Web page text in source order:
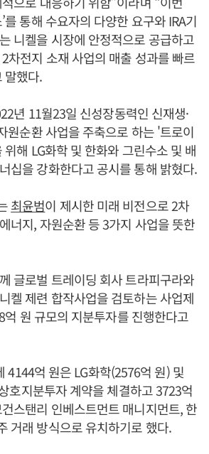
를 통해 수요자의 다양한 요구와 IRA기
니켈을 시장에 안정적으로 공급하고
차전지 소재 사업의 매출 성과를 빠르
말했다.
년 11월23일 신성장동력인 신재생·
원순환 사업을 주축으로 하는 '트로이
해 LG화학 및 한화와 그린수소 및 배
십을 강화한다고 공시를 통해 밝혔다.
최윤범이 제시한 미래 비전으로 2차
너지, 자원순환 등 3가지 사업을 뜻한
글로벌 트레이딩 회사 트라피구라와
켈 제련 합작사업을 검토하는 사업제
원 규모의 지분투자를 진행한다고
4144억 원은 LG화학(2576억 원) 및
호지분투자 계약을 체결하고 3723억
스탠리 인베스트먼트 매니지먼트, 한
거래 방식으로 유치하기로 했다.